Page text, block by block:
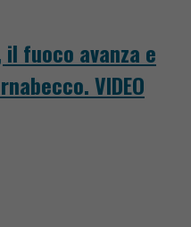
fuoco avanza e
VIDEO